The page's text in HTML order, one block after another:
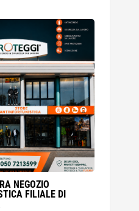
NEGOZIO
FILIALE DI